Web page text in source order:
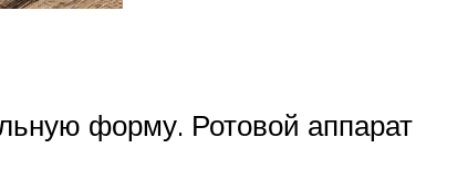
форму. Ротовой аппарат